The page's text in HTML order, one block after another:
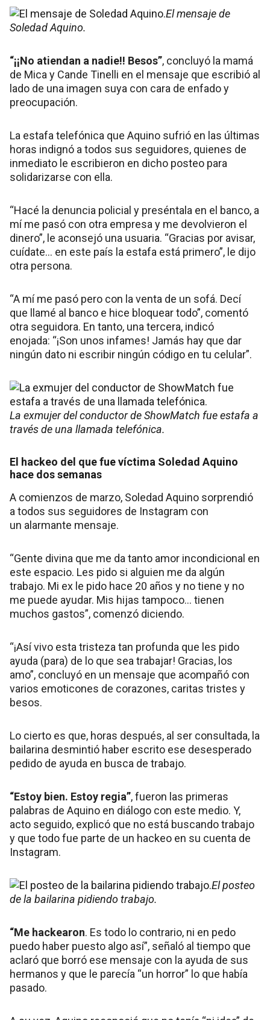
El mensaje de
Soledad Aquino.
“¡¡No atiendan a nadie!! Besos”, concluyó la mamá
de Mica y Cande Tinelli en el mensaje que escribió al
lado de una imagen suya con cara de enfado y
preocupación.
La estafa telefónica que Aquino sufrió en las últimas
horas indignó a todos sus seguidores, quienes de
inmediato le escribieron en dicho posteo para
solidarizarse con ella.
“Hacé la denuncia policial y preséntala en el banco, a
mí me pasó con otra empresa y me devolvieron el
dinero”, le aconsejó una usuaria. “Gracias por avisar,
cuídate… en este país la estafa está primero”, le dijo
otra persona.
“A mí me pasó pero con la venta de un sofá. Decí
que llamé al banco e hice bloquear todo”, comentó
otra seguidora. En tanto, una tercera, indicó
enojada: “¡Son unos infames! Jamás hay que dar
ningún dato ni escribir ningún código en tu celular”.
La exmujer del conductor de ShowMatch fue estafa a
través de una llamada telefónica.
El hackeo del que fue víctima Soledad Aquino
hace dos semanas
A comienzos de marzo, Soledad Aquino sorprendió
a todos sus seguidores de Instagram con
un alarmante mensaje.
“Gente divina que me da tanto amor incondicional en
este espacio. Les pido si alguien me da algún
trabajo. Mi ex le pido hace 20 años y no tiene y no
me puede ayudar. Mis hijas tampoco… tienen
muchos gastos”, comenzó diciendo.
“¡Así vivo esta tristeza tan profunda que les pido
ayuda (para) de lo que sea trabajar! Gracias, los
amo”, concluyó en un mensaje que acompañó con
varios emoticones de corazones, caritas tristes y
besos.
Lo cierto es que, horas después, al ser consultada, la
bailarina desmintió haber escrito ese desesperado
pedido de ayuda en busca de trabajo.
“Estoy bien. Estoy regia”, fueron las primeras
palabras de Aquino en diálogo con este medio. Y,
acto seguido, explicó que no está buscando trabajo
y que todo fue parte de un hackeo en su cuenta de
Instagram.
El posteo
de la bailarina pidiendo trabajo.
“Me hackearon. Es todo lo contrario, ni en pedo
puedo haber puesto algo así”, señaló al tiempo que
aclaró que borró ese mensaje con la ayuda de sus
hermanos y que le parecía “un horror” lo que había
pasado.